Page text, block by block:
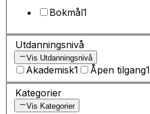
Bokmål1
Utdanningsnivå
Vis Utdanningsnivå
Akademisk1 Åpen tilgang1
Kategorier
Vis Kategorier